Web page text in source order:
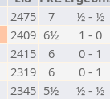
2475 7
½ - ½
2409 6½
1 - 0
2415 6
0 - 1
2319 6
0 - 1
2345 5½
½ - ½